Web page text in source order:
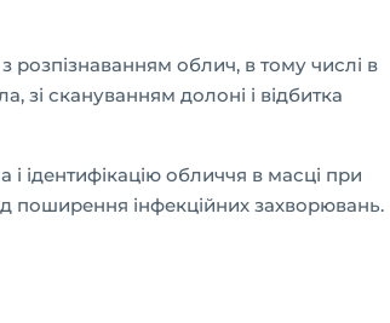
розпізнаванням облич, в тому числі в
зі скануванням долоні і відбитка
ідентифікацію обличчя в масці при
поширення інфекційних захворювань.